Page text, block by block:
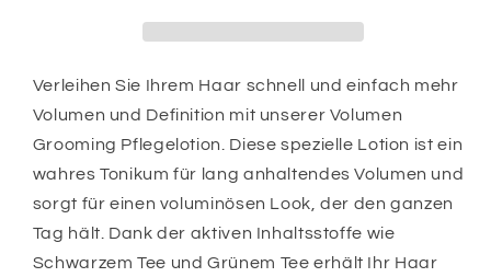
Verleihen Sie Ihrem Haar schnell und einfach mehr
Volumen und Definition mit unserer Volumen
Grooming Pflegelotion. Diese spezielle Lotion ist ein
wahres Tonikum für lang anhaltendes Volumen und
sorgt für einen voluminösen Look, der den ganzen
Tag hält. Dank der aktiven Inhaltsstoffe wie
Schwarzem Tee und Grünem Tee erhält Ihr Haar